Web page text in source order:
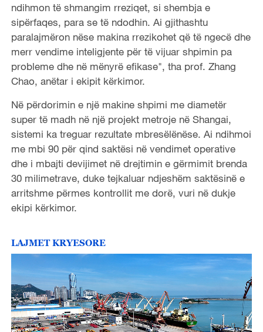
ndihmon të shmangim rreziqet, si shembja e
sipërfaqes, para se të ndodhin. Ai gjithashtu
paralajmëron nëse makina rrezikohet që të ngecë dhe
merr vendime inteligjente për të vijuar shpimin pa
probleme dhe në mënyrë efikase", tha prof. Zhang
Chao, anëtar i ekipit kërkimor.
Në përdorimin e një makine shpimi me diametër
super të madh në një projekt metroje në Shangai,
sistemi ka treguar rezultate mbresëlënëse. Ai ndihmoi
me mbi 90 për qind saktësi në vendimet operative
dhe i mbajti devijimet në drejtimin e gërmimit brenda
30 milimetrave, duke tejkaluar ndjeshëm saktësinë e
arritshme përmes kontrollit me dorë, vuri në dukje
ekipi kërkimor.
LAJMET KRYESORE